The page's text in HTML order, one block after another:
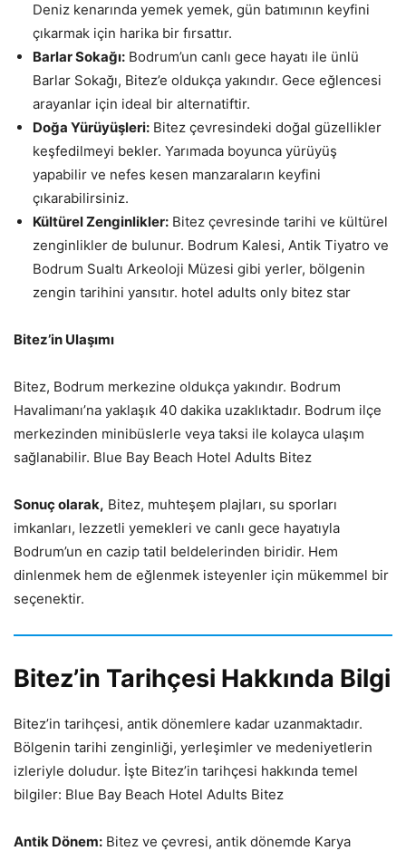
Deniz kenarında yemek yemek, gün batımının keyfini
çıkarmak için harika bir fırsattır.
Barlar Sokağı: Bodrum’un canlı gece hayatı ile ünlü
Barlar Sokağı, Bitez’e oldukça yakındır. Gece eğlencesi
arayanlar için ideal bir alternatiftir.
Doğa Yürüyüşleri: Bitez çevresindeki doğal güzellikler
keşfedilmeyi bekler. Yarımada boyunca yürüyüş
yapabilir ve nefes kesen manzaraların keyfini
çıkarabilirsiniz.
Kültürel Zenginlikler: Bitez çevresinde tarihi ve kültürel
zenginlikler de bulunur. Bodrum Kalesi, Antik Tiyatro ve
Bodrum Sualtı Arkeoloji Müzesi gibi yerler, bölgenin
zengin tarihini yansıtır. hotel adults only bitez star
Bitez’in Ulaşımı
Bitez, Bodrum merkezine oldukça yakındır. Bodrum
Havalimanı’na yaklaşık 40 dakika uzaklıktadır. Bodrum ilçe
merkezinden minibüslerle veya taksi ile kolayca ulaşım
sağlanabilir. Blue Bay Beach Hotel Adults Bitez
Sonuç olarak, Bitez, muhteşem plajları, su sporları
imkanları, lezzetli yemekleri ve canlı gece hayatıyla
Bodrum’un en cazip tatil beldelerinden biridir. Hem
dinlenmek hem de eğlenmek isteyenler için mükemmel bir
seçenektir.
Bitez’in Tarihçesi Hakkında Bilgi
Bitez’in tarihçesi, antik dönemlere kadar uzanmaktadır.
Bölgenin tarihi zenginliği, yerleşimler ve medeniyetlerin
izleriyle doludur. İşte Bitez’in tarihçesi hakkında temel
bilgiler: Blue Bay Beach Hotel Adults Bitez
Antik Dönem: Bitez ve çevresi, antik dönemde Karya